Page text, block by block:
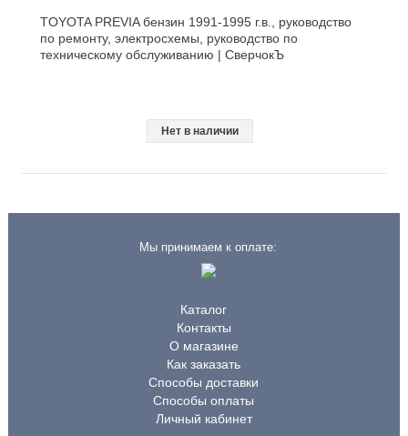
TOYOTA PREVIA бензин 1991-1995 г.в., руководство
по ремонту, электросхемы, руководство по
техническому обслуживанию | СверчокЪ
Нет в наличии
Мы принимаем к оплате:
Каталог
Контакты
О магазине
Как заказать
Способы доставки
Способы оплаты
Личный кабинет